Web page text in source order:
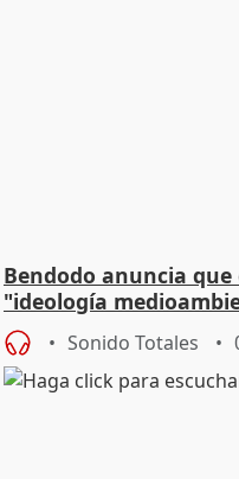
Bendodo anuncia que
"ideología
playas
Sonido Totales